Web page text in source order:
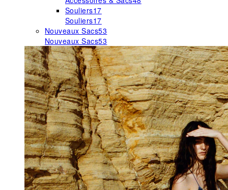
Souliers17
Souliers17
Nouveaux Sacs53
Nouveaux Sacs53